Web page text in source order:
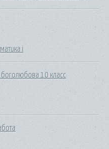
i
боголюбова 10 класс